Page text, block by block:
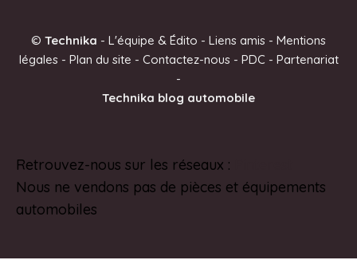
© Technika - L'équipe & Édito - Liens amis - Mentions
légales- Plan du site - Contactez-nous- PDC - Partenariat
-
Technika blog automobile
Retrouvez-nous sur les réseaux :
Nous ne vendons pas de pièces et équipements
automobiles